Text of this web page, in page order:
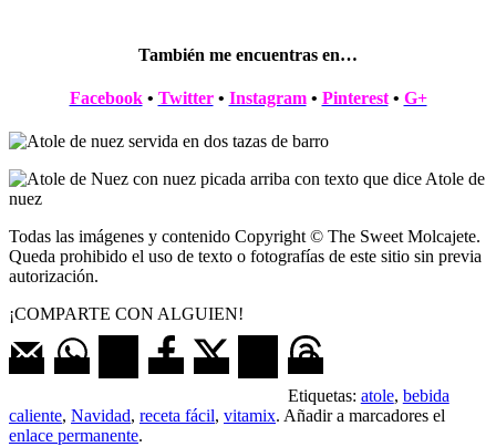
También me encuentras en…
Facebook• Twitter• Instagram• Pinterest • G+
Todas las imágenes y contenido Copyright © The Sweet Molcajete.
Queda prohibido el uso de texto o fotografías de este sitio sin previa
autorización.
¡COMPARTE CON ALGUIEN!
Etiquetas: atole, bebida
caliente, Navidad, receta fácil, vitamix. Añadir a marcadores el
enlace permanente.